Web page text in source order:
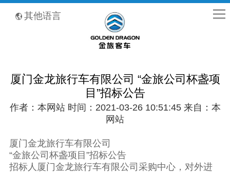
其他语言
厦门金龙旅行车有限公司 “金旅公司杯盏项
目”招标公告
作者：本网站 时间：2021-03-26 10:51:45 来自：本
网站
厦门金龙旅行车有限公司
“金旅公司杯盏项目”招标公告
招标人厦门金龙旅行车有限公司采购中心，对外进